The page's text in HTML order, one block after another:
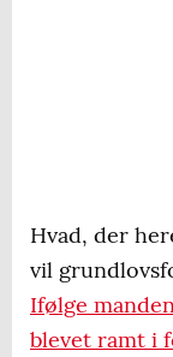
Hvad, der
vil
Ifølge
blevet ramt i